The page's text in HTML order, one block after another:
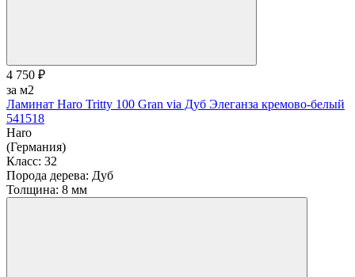
4 750 ₽
за м2
Ламинат Haro Tritty 100 Gran via Дуб Элеганза кремово-белый
541518
Haro
(Германия)
Класс: 32
Порода дерева: Дуб
Толщина: 8 мм